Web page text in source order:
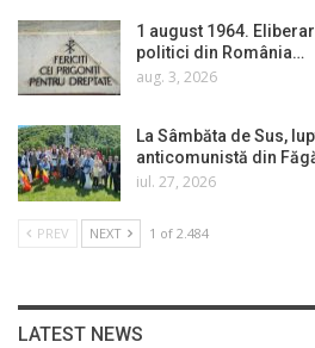
1 august 1964.
politici din România…
aug. 3, 2026
La Sâmbăta de Sus,
anticomunistă din
iul. 27, 2026
PREV NEXT 1 of 2.484
LATEST NEWS